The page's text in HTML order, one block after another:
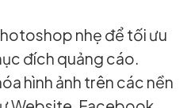
nhẹ để tối ưu
đích quảng cáo.
hình ảnh trên các nền